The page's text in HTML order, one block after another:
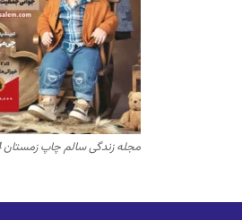
مجله زندگی سالم چاپ زمستان 1404